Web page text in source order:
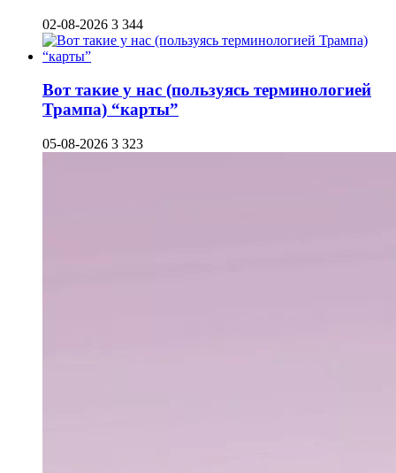
02-08-2026 3 344
Вот такие у нас (пользуясь терминологией
Трампа) “карты”
05-08-2026 3 323